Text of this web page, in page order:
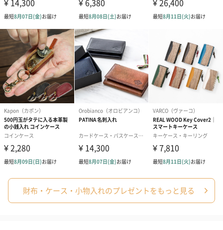
財布・ケース・小物入れのプレゼントをもっと見る